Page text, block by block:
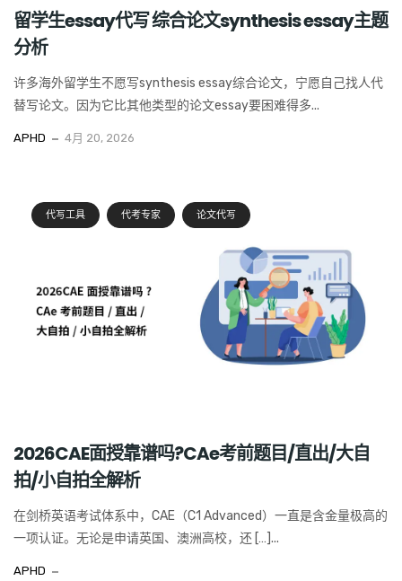
留学生essay代写 综合论文synthesis essay主题
分析
许多海外留学生不愿写synthesis essay综合论文，宁愿自己找人代
替写论文。因为它比其他类型的论文essay要困难得多...
APHD 4月 20, 2026
代写工具 代考专家 论文代写
2026CAE面授靠谱吗?CAe考前题目/直出/大自
拍/小自拍全解析
在剑桥英语考试体系中，CAE（C1 Advanced）一直是含金量极高的
一项认证。无论是申请英国、澳洲高校，还 […]...
APHD